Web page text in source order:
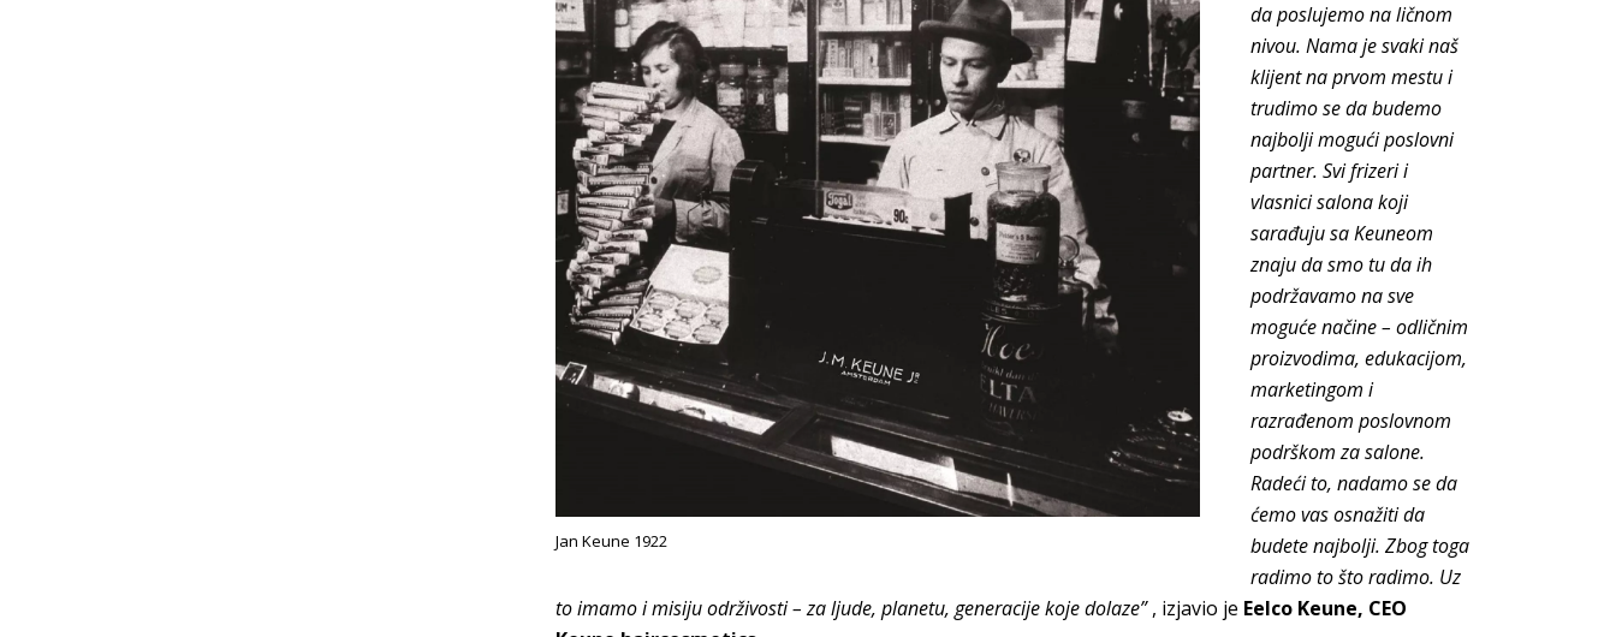
Jan Keune 1922
da poslujemo na ličnom
nivou. Nama je svaki naš
klijent na prvom mestu i
trudimo se da budemo
najbolji mogući poslovni
partner. Svi frizeri i
vlasnici salona koji
sarađuju sa Keuneom
znaju da smo tu da ih
podržavamo na sve
moguće načine – odličnim
proizvodima, edukacijom,
marketingom i
razrađenom poslovnom
podrškom za salone.
Radeći to, nadamo se da
ćemo vas osnažiti da
budete najbolji. Zbog toga
radimo to što radimo. Uz
to imamo i misiju održivosti – za ljude, planetu, generacije koje dolaze”, izjavio je Eelco Keune, CEO